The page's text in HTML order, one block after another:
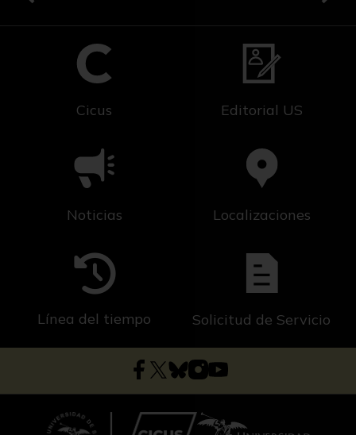
Cicus Editorial US
Noticias Localizaciones
Línea del tiempo Solicitud de Servicio